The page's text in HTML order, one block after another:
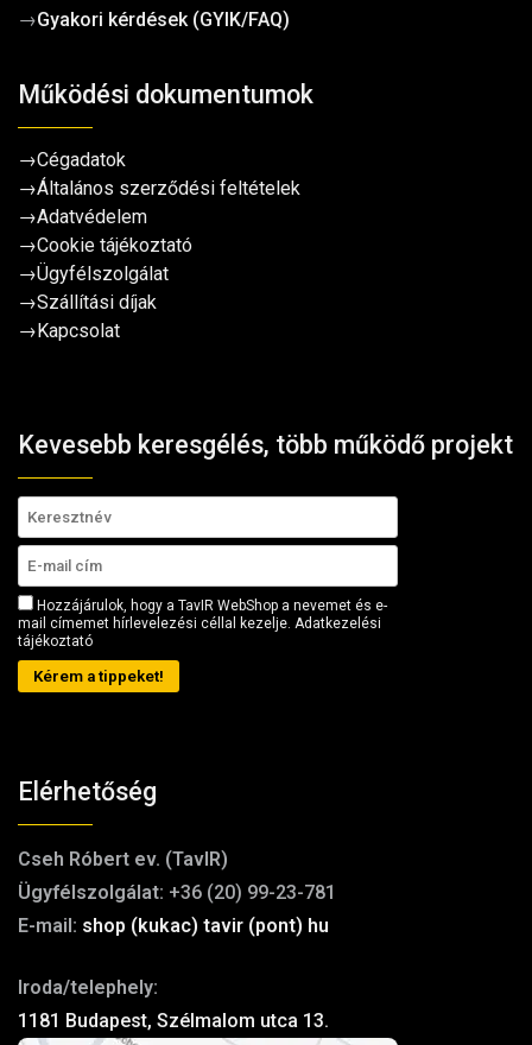
→Gyakori kérdések (GYIK/FAQ)
Működési dokumentumok
→Cégadatok
→Általános szerződési feltételek
→Adatvédelem
→Cookie tájékoztató
→Ügyfélszolgálat
→Szállítási díjak
→ Kapcsolat
Kevesebb keresgélés, több működő projekt
Hozzájárulok, hogy a TavIR WebShop a nevemet és e-
mail címemet hírlevelezési céllal kezelje. Adatkezelési
tájékoztató
Kérem a tippeket!
Elérhetőség
Cseh Róbert ev. (TavIR)
Ügyfélszolgálat: +36 (20) 99-23-781
E-mail: shop (kukac) tavir (pont) hu
Iroda/telephely:
1181 Budapest, Szélmalom utca 13.